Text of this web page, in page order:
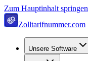
Zum Hauptinhalt springen
Zolltarifnummer.com
Unsere Software